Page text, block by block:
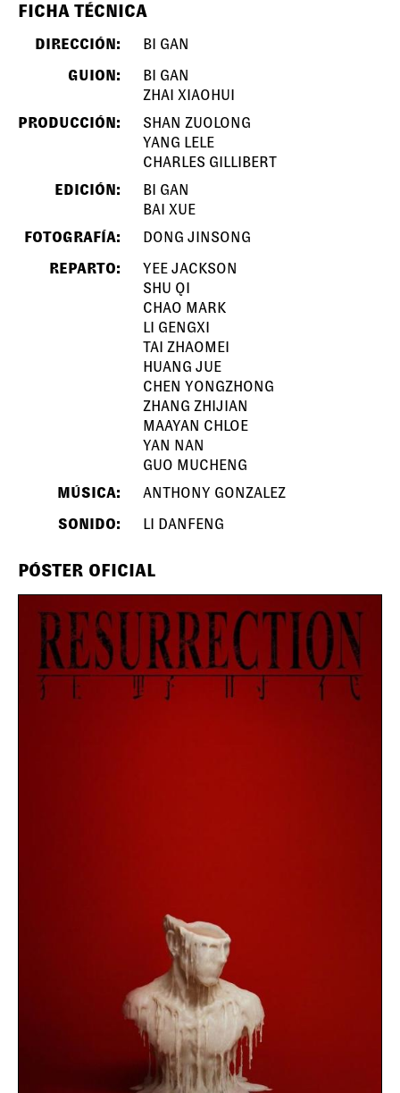
FICHA TÉCNICA
DIRECCIÓN:
BI GAN
GUION:
BI GAN
ZHAI XIAOHUI
PRODUCCIÓN:
SHAN ZUOLONG
YANG LELE
CHARLES GILLIBERT
EDICIÓN:
BI GAN
BAI XUE
FOTOGRAFÍA:
DONG JINSONG
REPARTO:
YEE JACKSON
SHU QI
CHAO MARK
LI GENGXI
TAI ZHAOMEI
HUANG JUE
CHEN YONGZHONG
ZHANG ZHIJIAN
MAAYAN CHLOE
YAN NAN
GUO MUCHENG
MÚSICA:
ANTHONY GONZALEZ
SONIDO:
LI DANFENG
PÓSTER OFICIAL